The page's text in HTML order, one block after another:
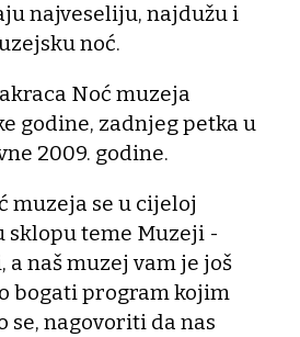
najveseliju, najdužu i
noć.
Noć muzeja
godine, zadnjeg petka u
2009. godine.
muzeja se u cijeloj
sklopu teme Muzeji -
naš muzej vam je još
bogati program kojim
se, nagovoriti da nas